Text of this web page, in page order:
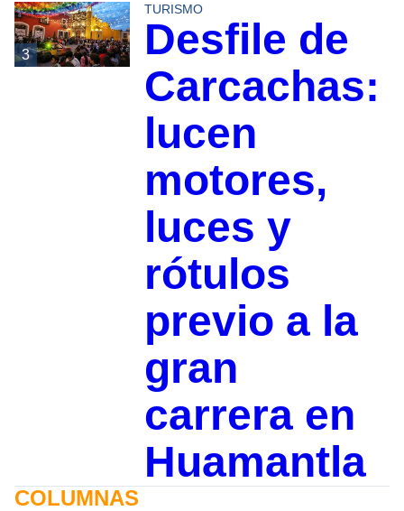
3
TURISMO
Desfile de
Carcachas:
lucen
motores,
luces y
rótulos
previo a la
gran
carrera en
Huamantla
COLUMNAS